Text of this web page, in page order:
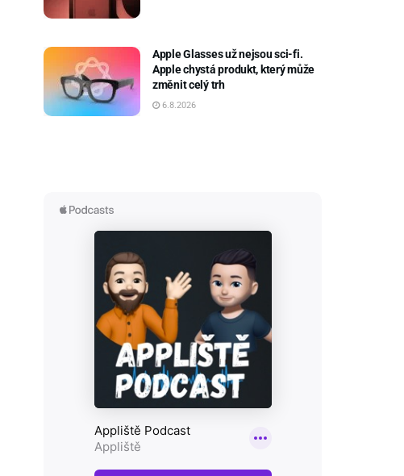
Apple Glasses už nejsou sci-fi.
Apple chystá produkt, který může
změnit celý trh
6.8.2026